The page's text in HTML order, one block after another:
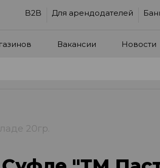
B2B Для арендодателей
Вакансии Новости
20гр.